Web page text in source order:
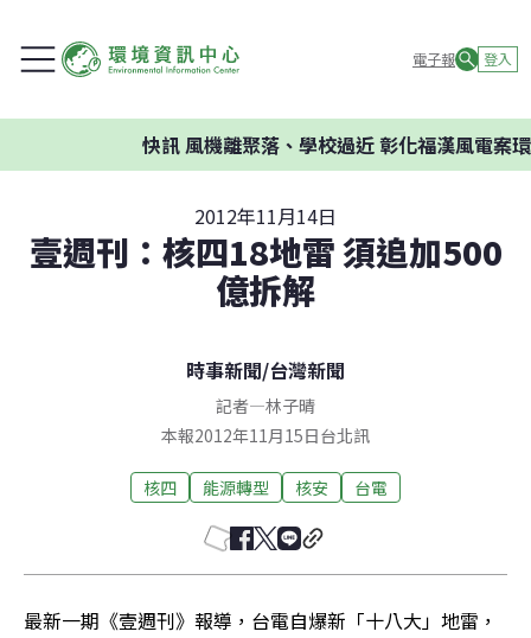
電子報 登入
快訊風機離聚落、學校過近 彰化福漢風電案環委
2012年11月14日
壹週刊：核四18地雷 須追加500
億拆解
時事新聞/台灣新聞
記者—林子晴
本報2012年11月15日台北訊
核四 能源轉型 核安 台電
最新一期《壹週刊》報導，台電自爆新「十八大」地雷，